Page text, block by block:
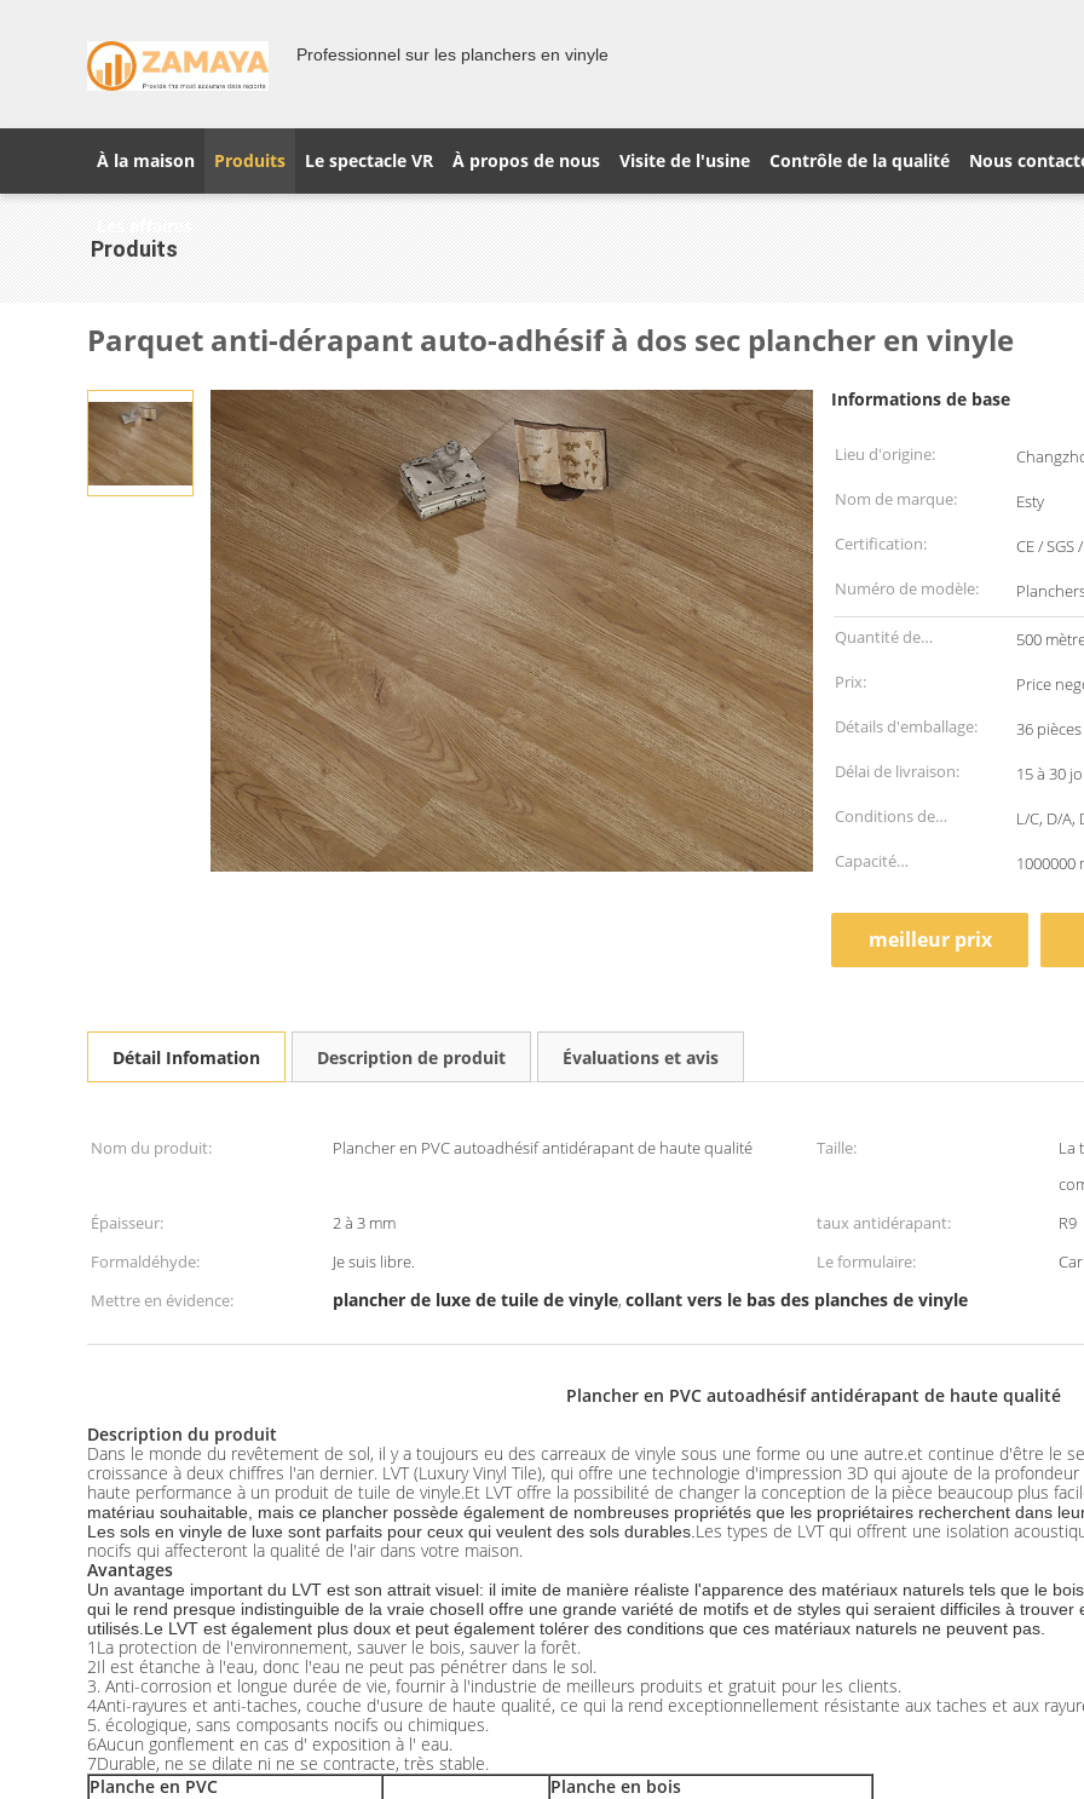
Professionnel sur les planchers en vinyle
À la maison Produits Le spectacle VR À propos de nous Visite de l'usine Contrôle de la qualité Nous
Les affaires
Produits
Parquet anti-dérapant auto-adhésif à dos sec plancher en vinyle
Informations de base
Lieu d'origine:
Nom de marque:
Esty
Certification:
CE / SGS
Numéro de modèle:
Quantité de
commande min:
500
Prix:
Price
Détails d'emballage:
36
Délai de livraison:
15 à 30
Conditions de
paiement:
L/C, D/A,
Capacité
1000000
meilleur prix
Détail Infomation Description de produit Évaluations et avis
Nom du produit: Plancher en PVC autoadhésif antidérapant de haute qualité Taille:
La
Épaisseur:
2 à 3 mm taux antidérapant:
R9
Formaldéhyde:
Je suis libre. Le formulaire:
Mettre en évidence:
plancher de luxe de tuile de vinyle, collant vers le bas des planches de vinyle
Plancher en PVC autoadhésif antidérapant de haute qualité
Description du produit
Dans le monde du revêtement de sol, il y a toujours eu des carreaux de vinyle sous une forme ou une autre.et continue d'être le
croissance à deux chiffres l'an dernier. LVT (Luxury Vinyl Tile), qui offre une technologie d'impression 3D qui ajoute de la
haute performance à un produit de tuile de vinyle.Et LVT offre la possibilité de changer la conception de la pièce beaucoup plus
matériau souhaitable, mais ce plancher possède également de nombreuses propriétés que les propriétaires recherchent dans
Les sols en vinyle de luxe sont parfaits pour ceux qui veulent des sols durables. Les types de LVT qui offrent une isolation
nocifs qui affecteront la qualité de l'air dans votre maison.
Avantages
Un avantage important du LVT est son attrait visuel: il imite de manière réaliste l'apparence des matériaux naturels tels que le
qui le rend presque indistinguible de la vraie choseIl offre une grande variété de motifs et de styles qui seraient difficiles à
utilisés.Le LVT est également plus doux et peut également tolérer des conditions que ces matériaux naturels ne peuvent pas.
1La protection de l'environnement, sauver le bois, sauver la forêt.
2Il est étanche à l'eau, donc l'eau ne peut pas pénétrer dans le sol.
3. Anti-corrosion et longue durée de vie, fournir à l'industrie de meilleurs produits et gratuit pour les clients.
4Anti-rayures et anti-taches, couche d'usure de haute qualité, ce qui la rend exceptionnellement résistante aux taches et aux
5. écologique, sans composants nocifs ou chimiques.
6Aucun gonflement en cas d' exposition à l' eau.
7Durable, ne se dilate ni ne se contracte, très stable.
Planche en PVC
Planche en bois